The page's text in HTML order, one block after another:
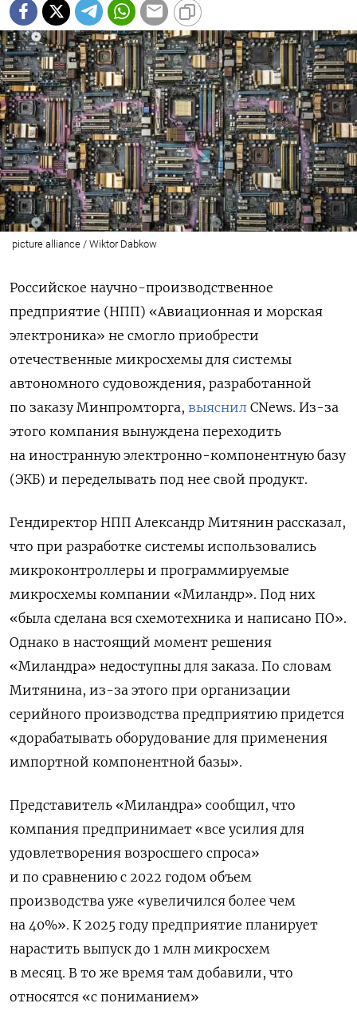
picture alliance / Wiktor Dabkow
Российское научно-производственное
предприятие (НПП) «Авиационная и морская
электроника» не смогло приобрести
отечественные микросхемы для системы
автономного судовождения, разработанной
по заказу Минпромторга, выяснил CNews. Из-за
этого компания вынуждена переходить
на иностранную электронно-компонентную базу
(ЭКБ) и переделывать под нее свой продукт.
Гендиректор НПП Александр Митянин рассказал,
что при разработке системы использовались
микроконтроллеры и программируемые
микросхемы компании «Миландр». Под них
«была сделана вся схемотехника и написано ПО».
Однако в настоящий момент решения
«Миландра» недоступны для заказа. По словам
Митянина, из-за этого при организации
серийного производства предприятию придется
«дорабатывать оборудование для применения
импортной компонентной базы».
Представитель «Миландра» сообщил, что
компания предпринимает «все усилия для
удовлетворения возросшего спроса»
и по сравнению с 2022 годом объем
производства уже «увеличился более чем
на 40%». К 2025 году предприятие планирует
нарастить выпуск до 1 млн микросхем
в месяц. В то же время там добавили, что
относятся «с пониманием»